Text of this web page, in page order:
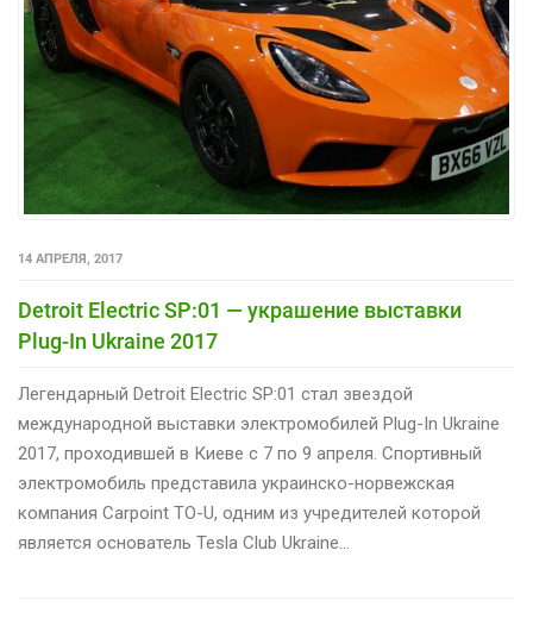
14 АПРЕЛЯ, 2017
Detroit Electric SP:01 — украшение выставки
Plug-In Ukraine 2017
Легендарный Detroit Electric SP:01 стал звездой
международной выставки электромобилей Plug-In Ukraine
2017, проходившей в Киеве с 7 по 9 апреля. Спортивный
электромобиль представила украинско-норвежская
компания Carpoint TO-U, одним из учредителей которой
является основатель Tesla Club Ukraine…